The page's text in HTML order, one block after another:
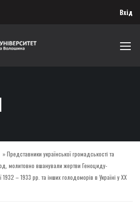
Вхід
»Представники української громадськості та
молитовно вшанували жертви Геноциду-
1932 – 1933 рр. та інших голодоморів в Україні у ХХ